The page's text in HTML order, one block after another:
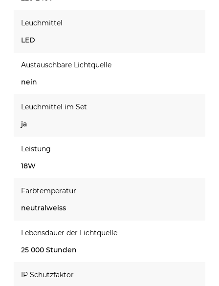
Leuchmittel
LED
Austauschbare Lichtquelle
nein
Leuchmittel im Set
ja
Leistung
18W
Farbtemperatur
neutralweiss
Lebensdauer der Lichtquelle
25 000 Stunden
IP Schutzfaktor